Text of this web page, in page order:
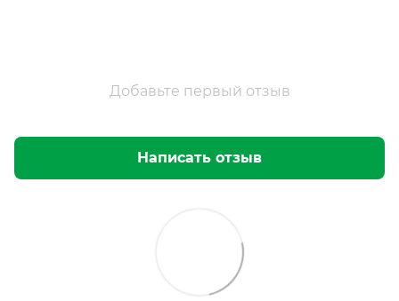
Добавьте первый отзыв
Написать отзыв